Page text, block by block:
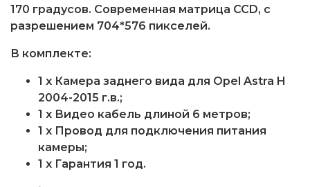
170 градусов. Современная матрица CCD, с
разрешением 704*576 пикселей.
В комплекте:
1 x Камера заднего вида для Opel Astra H
2004-2015 г.в.;
1 x Видео кабель длиной 6 метров;
1 x Провод для подключения питания
камеры;
1 x Гарантия 1 год.